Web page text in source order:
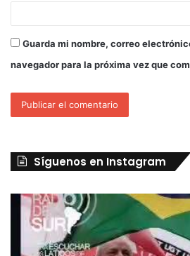
Guarda mi nombre, correo
navegador para la próxima vez que
Síguenos en Instagram